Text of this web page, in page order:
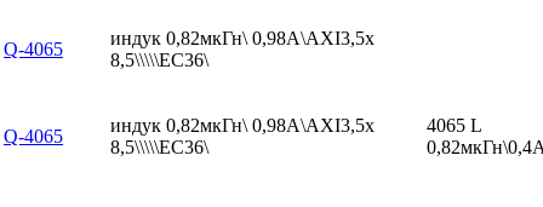
Q-4065
индук 0,82мкГн\ 0,98А\AXI3,5x
8,5\\\\\EC36\
Q-4065
индук 0,82мкГн\ 0,98А\AXI3,5x
8,5\\\\\EC36\
4065 L